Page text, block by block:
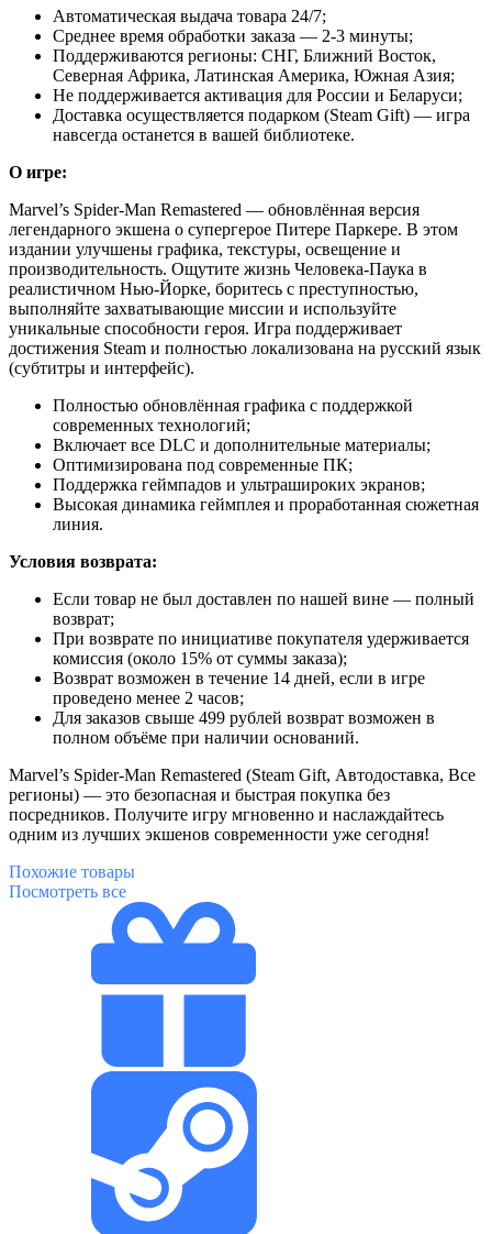
Автоматическая выдача товара 24/7;
Среднее время обработки заказа — 2-3 минуты;
Поддерживаются регионы: СНГ, Ближний Восток,
Северная Африка, Латинская Америка, Южная Азия;
Не поддерживается активация для России и Беларуси;
Доставка осуществляется подарком (Steam Gift) — игра
навсегда останется в вашей библиотеке.
О игре:
Marvel’s Spider-Man Remastered — обновлённая версия
легендарного экшена о супергерое Питере Паркере. В этом
издании улучшены графика, текстуры, освещение и
производительность. Ощутите жизнь Человека-Паука в
реалистичном Нью-Йорке, боритесь с преступностью,
выполняйте захватывающие миссии и используйте
уникальные способности героя. Игра поддерживает
достижения Steam и полностью локализована на русский язык
(субтитры и интерфейс).
Полностью обновлённая графика с поддержкой
современных технологий;
Включает все DLC и дополнительные материалы;
Оптимизирована под современные ПК;
Поддержка геймпадов и ультрашироких экранов;
Высокая динамика геймплея и проработанная сюжетная
линия.
Условия возврата:
Если товар не был доставлен по нашей вине — полный
возврат;
При возврате по инициативе покупателя удерживается
комиссия (около 15% от суммы заказа);
Возврат возможен в течение 14 дней, если в игре
проведено менее 2 часов;
Для заказов свыше 499 рублей возврат возможен в
полном объёме при наличии оснований.
Marvel’s Spider-Man Remastered (Steam Gift, Автодоставка, Все
регионы) — это безопасная и быстрая покупка без
посредников. Получите игру мгновенно и наслаждайтесь
одним из лучших экшенов современности уже сегодня!
Похожие товары
Посмотреть все